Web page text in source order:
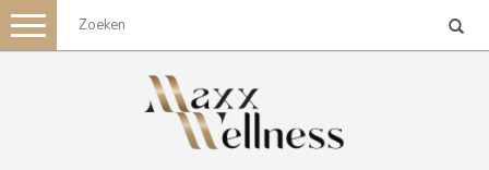
Toggle
navigation